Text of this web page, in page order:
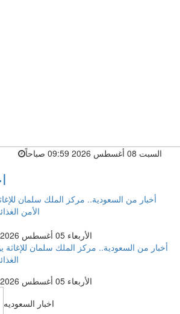
السبت 08 أغسطس 2026 09:59 صباحاً
الأربعاء 05 أغسطس 2026 10:39 مساءً
أخبار من السعودية.. مركز الملك سلمان للإغاثة
الأربعاء 05 أغسطس 2026 10:39 مساءً
اخبار السعوديه